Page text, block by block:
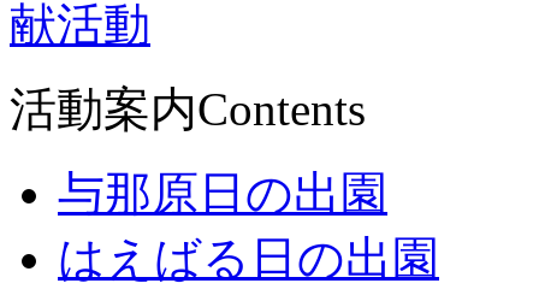
活動案内Contents
与那原日の出園
はえばる日の出園